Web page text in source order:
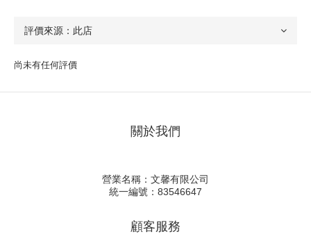
尚未有任何評價
關於我們
營業名稱：文馨有限公司
統一編號：83546647
顧客服務